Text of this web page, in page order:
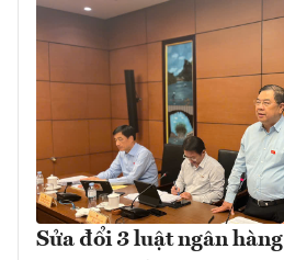
Sửa đổi 3 luật ngân